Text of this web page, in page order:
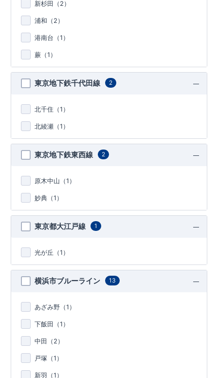
新杉田（2）
浦和（2）
港南台（1）
蕨（1）
東京地下鉄千代田線 2
北千住（1）
北綾瀬（1）
東京地下鉄東西線 2
原木中山（1）
妙典（1）
東京都大江戸線 1
光が丘（1）
横浜市ブルーライン 13
あざみ野（1）
下飯田（1）
中田（2）
戸塚（1）
新羽（1）